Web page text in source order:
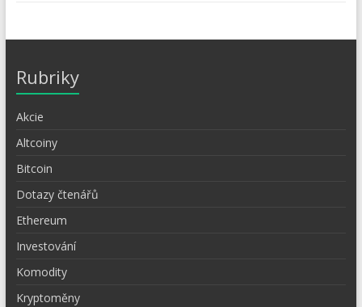
Rubriky
Akcie
Altcoiny
Bitcoin
Dotazy čtenářů
Ethereum
Investování
Komodity
Kryptoměny